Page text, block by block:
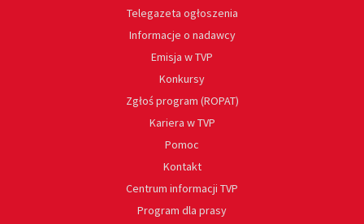
Telegazeta ogłoszenia
Informacje o nadawcy
Emisja w TVP
Konkursy
Zgłoś program (ROPAT)
Kariera w TVP
Pomoc
Kontakt
Centrum informacji TVP
Program dla prasy